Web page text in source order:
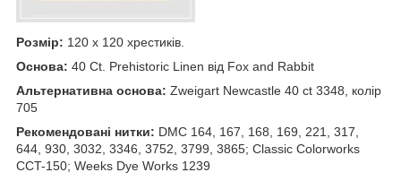
Розмір: 120 x 120 хрестиків.
Основа: 40 Ct. Prehistoric Linen від Fox and Rabbit
Альтернативна основа: Zweigart Newcastle 40 ct 3348, колір
705
Рекомендовані нитки: DMC 164, 167, 168, 169, 221, 317,
644, 930, 3032, 3346, 3752, 3799, 3865; Classic Colorworks
CCT-150; Weeks Dye Works 1239